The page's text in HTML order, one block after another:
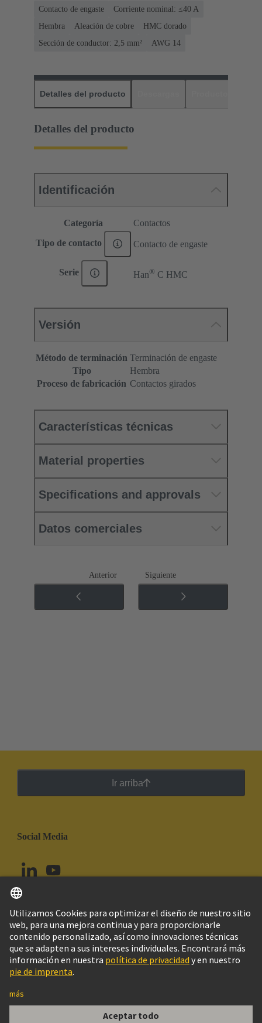
Contacto de engaste
Corriente nominal: ≤40 A
Hembra
Aleación de cobre
HMC dorado
Sección de conductor: 2,5 mm²
AWG 14
Detalles del producto
Detalles del producto
Identificación
Categoría Contactos
Tipo de contacto Contacto de engaste
Serie Han® C HMC
Versión
Método de terminación Terminación de engaste
Tipo
Hembra
Proceso de fabricación Contactos girados
Características técnicas
Material properties
Specifications and approvals
Datos comerciales
Anterior Siguiente
Ir arriba
Social Media
Chile Español
© Grupo Tecnológico HARTING
Imprint
Aviso Legal WebInformación al cliente